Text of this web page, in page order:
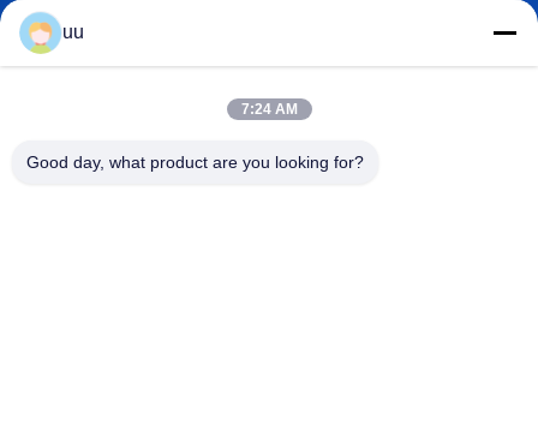
Hazel@electric-heatingelement.com
uu
7:24 AM
Good day, what product are you looking for?